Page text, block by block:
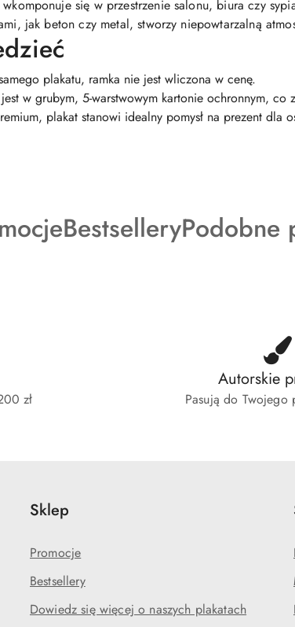
się w przestrzenie salonu, biura czy
jak beton czy metal, stworzy niepowtarzalną
plakatu, ramka nie jest wliczona w cenę.
jest w grubym, 5-warstwowym kartonie ochronnym,
plakat stanowi idealny pomysł na prezent dla
Produkty
BestselleryProdukty
Podobne
zł
Autorskie
Pasują do Twojego
Sklep
Promocje
Bestsellery
Dowiedz się więcej o naszych plakatach